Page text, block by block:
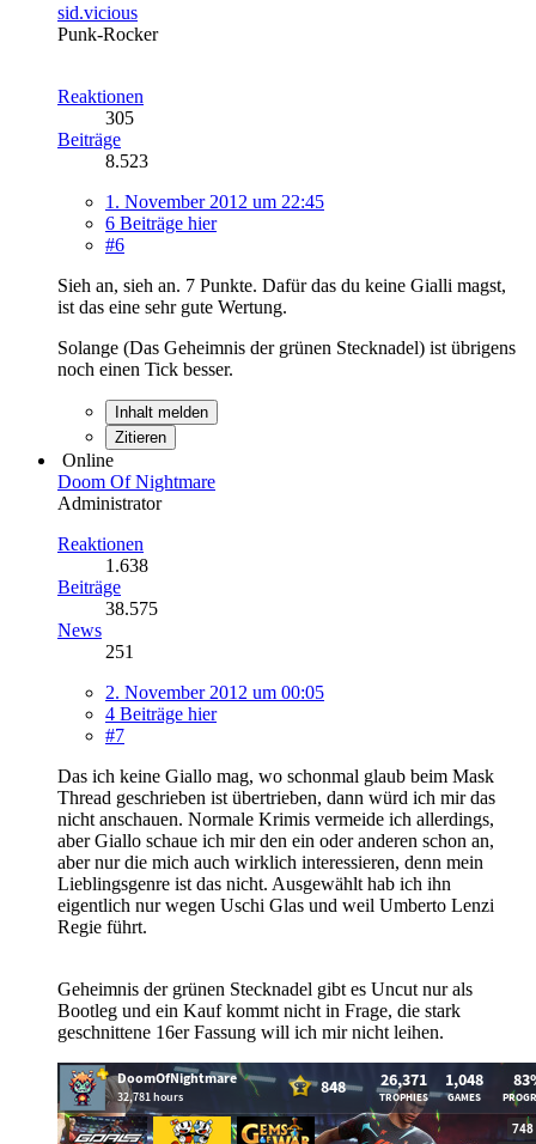
sid.vicious
Punk-Rocker
Reaktionen
305
Beiträge
8.523
1. November 2012 um 22:45
6 Beiträge hier
#6
Sieh an, sieh an. 7 Punkte. Dafür das du keine Gialli magst,
ist das eine sehr gute Wertung.
Solange (Das Geheimnis der grünen Stecknadel) ist übrigens
noch einen Tick besser.
Inhalt melden
Zitieren
Online
Doom Of Nightmare
Administrator
Reaktionen
1.638
Beiträge
38.575
News
251
2. November 2012 um 00:05
4 Beiträge hier
#7
Das ich keine Giallo mag, wo schonmal glaub beim Mask
Thread geschrieben ist übertrieben, dann würd ich mir das
nicht anschauen. Normale Krimis vermeide ich allerdings,
aber Giallo schaue ich mir den ein oder anderen schon an,
aber nur die mich auch wirklich interessieren, denn mein
Lieblingsgenre ist das nicht. Ausgewählt hab ich ihn
eigentlich nur wegen Uschi Glas und weil Umberto Lenzi
Regie führt.
Geheimnis der grünen Stecknadel gibt es Uncut nur als
Bootleg und ein Kauf kommt nicht in Frage, die stark
geschnittene 16er Fassung will ich mir nicht leihen.